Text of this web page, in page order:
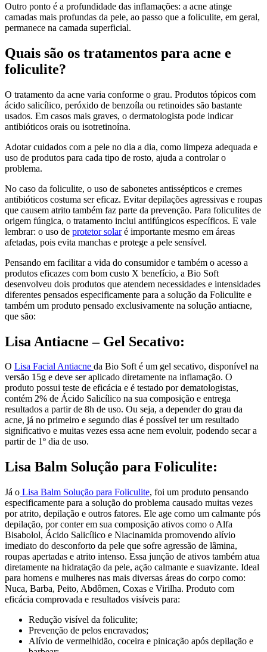
Outro ponto é a profundidade das inflamações: a acne atinge
camadas mais profundas da pele, ao passo que a foliculite, em geral,
permanece na camada superficial.
Quais são os tratamentos para acne e
foliculite?
O tratamento da acne varia conforme o grau. Produtos tópicos com
ácido salicílico, peróxido de benzoíla ou retinoides são bastante
usados. Em casos mais graves, o dermatologista pode indicar
antibióticos orais ou isotretinoína.
Adotar cuidados com a pele no dia a dia, como limpeza adequada e
uso de produtos para cada tipo de rosto, ajuda a controlar o
problema.
No caso da foliculite, o uso de sabonetes antissépticos e cremes
antibióticos costuma ser eficaz. Evitar depilações agressivas e roupas
que causem atrito também faz parte da prevenção. Para foliculites de
origem fúngica, o tratamento inclui antifúngicos específicos. E vale
lembrar: o uso de protetor solaré importante mesmo em áreas
afetadas, pois evita manchas e protege a pele sensível.
Pensando em facilitar a vida do consumidor e também o acesso a
produtos eficazes com bom custo X benefício, a Bio Soft
desenvolveu dois produtos que atendem necessidades e intensidades
diferentes pensados especificamente para a solução da Foliculite e
também um produto pensado exclusivamente na solução antiacne,
que são:
Lisa Antiacne – Gel Secativo:
O Lisa Facial Antiacne da Bio Soft é um gel secativo, disponível na
versão 15g e deve ser aplicado diretamente na inflamação. O
produto possui teste de eficácia e é testado por dematologistas,
contém 2% de Ácido Salicílico na sua composição e entrega
resultados a partir de 8h de uso. Ou seja, a depender do grau da
acne, já no primeiro e segundo dias é possível ter um resultado
significativo e muitas vezes essa acne nem evoluir, podendo secar a
partir de 1º dia de uso.
Lisa Balm Solução para Foliculite:
Já o Lisa Balm Solução para Foliculite, foi um produto pensando
especificamente para a solução do problema causado muitas vezes
por atrito, depilação e outros fatores. Ele age como um calmante pós
depilação, por conter em sua composição ativos como o Alfa
Bisabolol, Ácido Salicílico e Niacinamida promovendo alívio
imediato do desconforto da pele que sofre agressão de lâmina,
roupas apertadas e atrito intenso. Essa junção de ativos também atua
diretamente na hidratação da pele, ação calmante e suavizante. Ideal
para homens e mulheres nas mais diversas áreas do corpo como:
Nuca, Barba, Peito, Abdômen, Coxas e Virilha. Produto com
eficácia comprovada e resultados visíveis para:
Redução visível da foliculite;
Prevenção de pelos encravados;
Alívio de vermelhidão, coceira e pinicação após depilação e